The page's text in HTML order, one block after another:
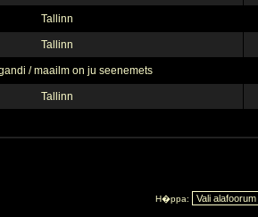
Tallinn
Tallinn
/ maailm on ju seenemets
Tallinn
H�ppa: